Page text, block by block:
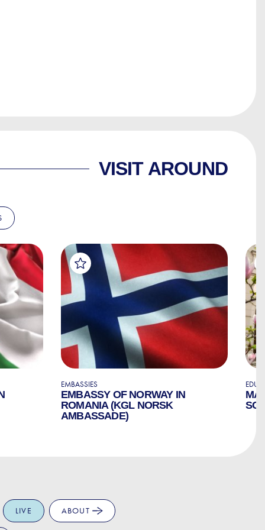
VISIT AROUND
EMBASSIES
EMBASSY OF NORWAY IN
ROMANIA (KGL NORSK
AMBASSADE)
LIVE ABOUT